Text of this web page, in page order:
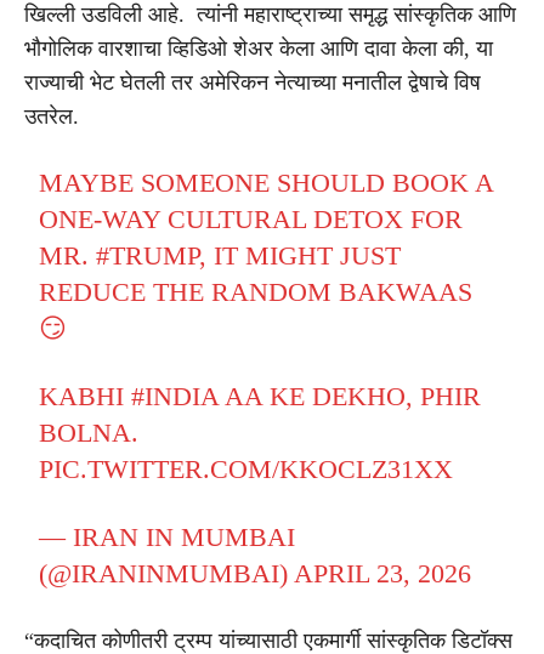
खिल्ली उडविली आहे. त्यांनी महाराष्ट्राच्या समृद्ध सांस्कृतिक आणि
भौगोलिक वारशाचा व्हिडिओ शेअर केला आणि दावा केला की, या
राज्याची भेट घेतली तर अमेरिकन नेत्याच्या मनातील द्वेषाचे विष
उतरेल.
MAYBE SOMEONE SHOULD BOOK A
ONE-WAY CULTURAL DETOX FOR
MR.#TRUMP, IT MIGHT JUST
REDUCE THE RANDOM BAKWAAS
😏
KABHI#INDIA AA KE DEKHO, PHIR
BOLNA.
PIC.TWITTER.COM/KKOCLZ31XX
— IRAN IN MUMBAI
(@IRANINMUMBAI) APRIL 23, 2026
“कदाचित कोणीतरी ट्रम्प यांच्यासाठी एकमार्गी सांस्कृतिक डिटॉक्स